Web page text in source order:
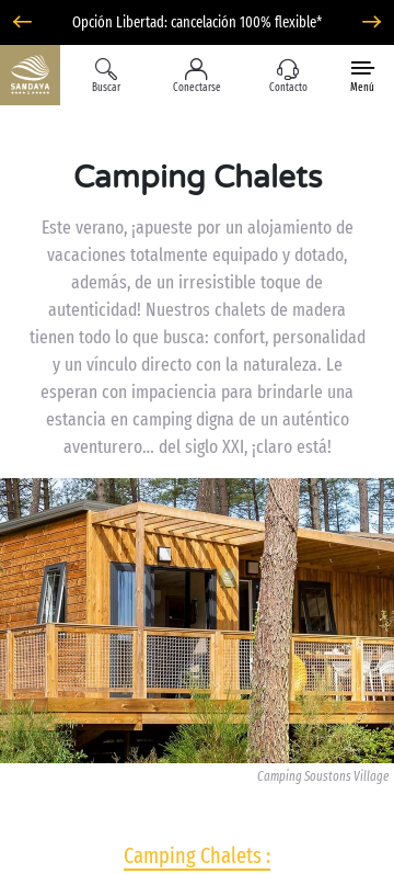
Opción Libertad: cancelación 100% flexible*
Buscar Conectarse Contacto Menú
Camping Chalets
Este verano, ¡apueste por un alojamiento de
vacaciones totalmente equipado y dotado,
además, de un irresistible toque de
autenticidad! Nuestros chalets de madera
tienen todo lo que busca: confort, personalidad
y un vínculo directo con la naturaleza. Le
esperan con impaciencia para brindarle una
estancia en camping digna de un auténtico
aventurero… del siglo XXI, ¡claro está!
Camping Soustons Village
Camping Chalets :